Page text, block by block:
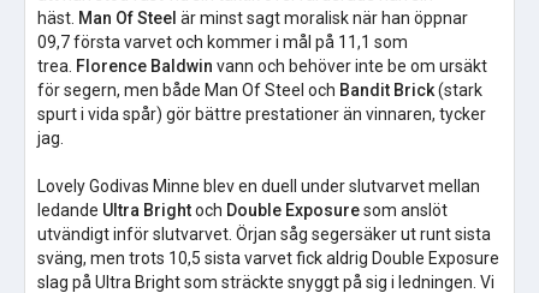
häst. Man Of Steel är minst sagt moralisk när han öppnar
09,7 första varvet och kommer i mål på 11,1 som
trea. Florence Baldwin vann och behöver inte be om ursäkt
för segern, men både Man Of Steel och Bandit Brick(stark
spurt i vida spår) gör bättre prestationer än vinnaren, tycker
jag.
Lovely Godivas Minne blev en duell under slutvarvet mellan
ledande Ultra Brightoch Double Exposuresom anslöt
utvändigt inför slutvarvet. Örjan såg segersäker ut runt sista
sväng, men trots 10,5 sista varvet fick aldrig Double Exposure
slag på Ultra Bright som sträckte snyggt på sig i ledningen. Vi